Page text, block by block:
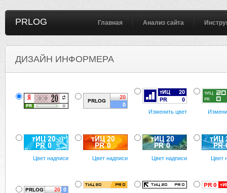
PRLOG Главная Анализ сайта
ДИЗАЙН ИНФОРМЕРА
Изменить цвет
Цвет надписи Цвет надписи Цвет надписи Цвет